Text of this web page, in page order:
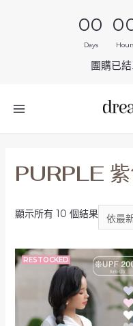
00
Days
團購已
PURPLE
顯示所有 10 個結果
RESTOCKED